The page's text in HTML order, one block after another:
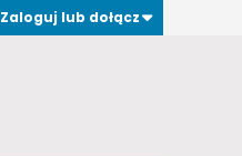
Zaloguj lub dołącz